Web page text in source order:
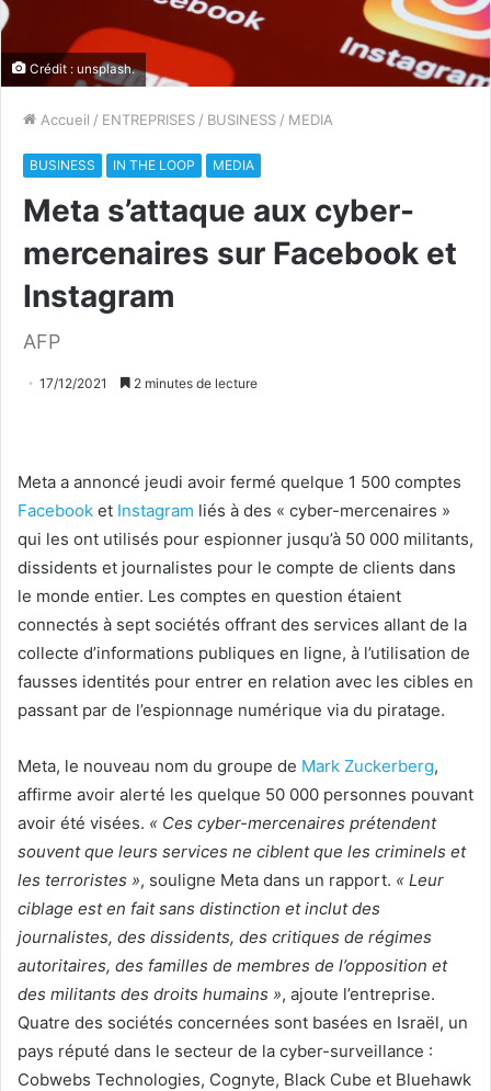
Crédit : unsplash.
Accueil / ENTREPRISES / BUSINESS / MEDIA
BUSINESS IN THE LOOP MEDIA
Meta s’attaque aux cyber-
mercenaires sur Facebook et
Instagram
AFP
17/12/2021 2 minutes de lecture
Meta a annoncé jeudi avoir fermé quelque 1 500 comptes
Facebook et Instagram liés à des « cyber-mercenaires »
qui les ont utilisés pour espionner jusqu’à 50 000 militants,
dissidents et journalistes pour le compte de clients dans
le monde entier. Les comptes en question étaient
connectés à sept sociétés offrant des services allant de la
collecte d’informations publiques en ligne, à l’utilisation de
fausses identités pour entrer en relation avec les cibles en
passant par de l’espionnage numérique via du piratage.
Meta, le nouveau nom du groupe de Mark Zuckerberg,
affirme avoir alerté les quelque 50 000 personnes pouvant
avoir été visées. « Ces cyber-mercenaires prétendent
souvent que leurs services ne ciblent que les criminels et
les terroristes », souligne Meta dans un rapport. « Leur
ciblage est en fait sans distinction et inclut des
journalistes, des dissidents, des critiques de régimes
autoritaires, des familles de membres de l’opposition et
des militants des droits humains », ajoute l’entreprise.
Quatre des sociétés concernées sont basées en Israël, un
pays réputé dans le secteur de la cyber-surveillance :
Cobwebs Technologies, Cognyte, Black Cube et Bluehawk